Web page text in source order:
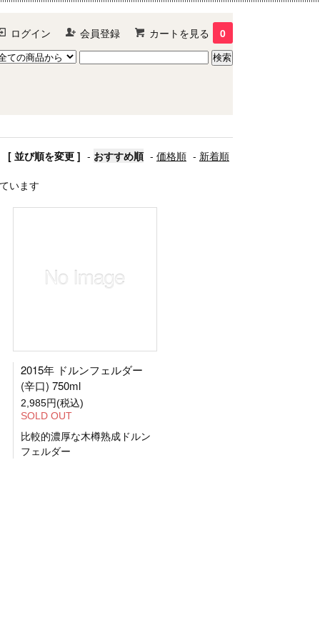
ログイン 会員登録 カートを見る 0
[ 並び順を変更 ] - おすすめ順 - 価格順 - 新着順
います
2015年 ドルンフェルダー
(辛口) 750ml
2,985円(税込)
SOLD OUT
比較的濃厚な木樽熟成ドルン
フェルダー